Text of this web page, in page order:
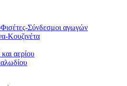
Σύνδεσμοι αγωγών
Κουζινέτα
αερίου